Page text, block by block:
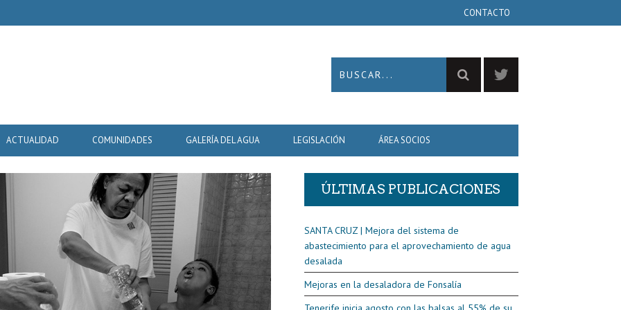
CONTACTO
ACTUALIDAD COMUNIDADES GALERÍA DEL AGUA LEGISLACIÓN ÁREA SOCIOS
ÚLTIMAS PUBLICACIONES
SANTA CRUZ | Mejora del sistema de
abastecimiento para el aprovechamiento de agua
desalada
Mejoras en la desaladora de Fonsalía